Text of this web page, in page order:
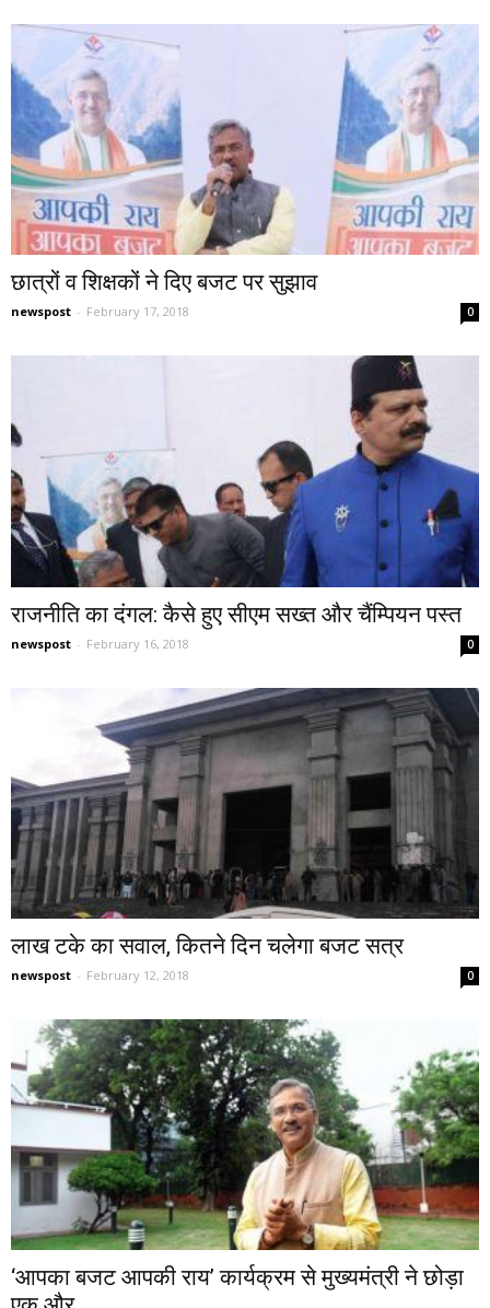
छात्रों व शिक्षकों ने दिए बजट पर सुझाव
newspost - February 17, 2018 0
राजनीति का दंगल: कैसे हुए सीएम सख्त और चैंम्पियन पस्त
newspost - February 16, 2018 0
लाख टके का सवाल, कितने दिन चलेगा बजट सत्र
newspost - February 12, 2018 0
‘आपका बजट आपकी राय’ कार्यक्रम से मुख्यमंत्री ने छोड़ा